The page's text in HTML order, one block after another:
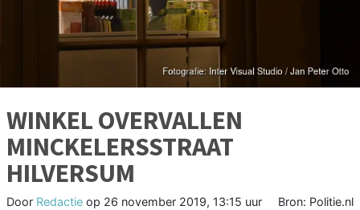
WINKEL OVERVALLEN
MINCKELERSSTRAAT
HILVERSUM
Door Redactie op 26 november 2019, 13:15 uur Bron: Politie.nl